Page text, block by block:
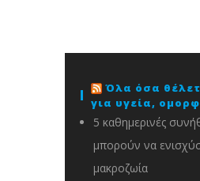
Όλα όσα
για υγεία,
5 καθημερινές
μπορούν να
μακροζωία